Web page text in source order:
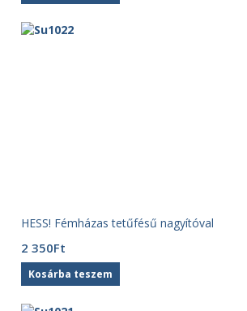
HESS! Fémházas tetűfésű nagyítóval
2 350Ft
Kosárba teszem